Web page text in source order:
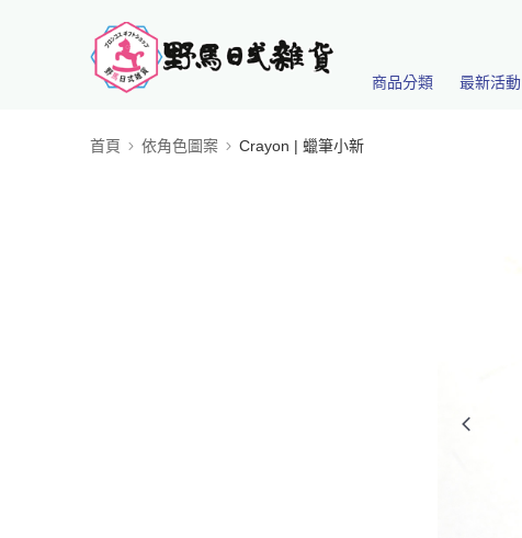
商品分類 最新活動
首頁 依角色圖案 Crayon | 蠟筆小新